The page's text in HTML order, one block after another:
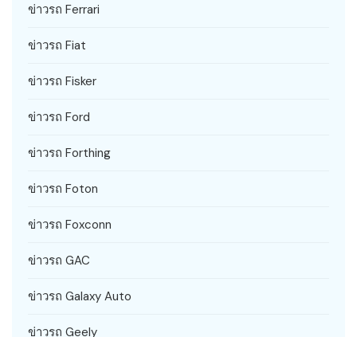
ข่าวรถ Ferrari
ข่าวรถ Fiat
ข่าวรถ Fisker
ข่าวรถ Ford
ข่าวรถ Forthing
ข่าวรถ Foton
ข่าวรถ Foxconn
ข่าวรถ GAC
ข่าวรถ Galaxy Auto
ข่าวรถ Geely